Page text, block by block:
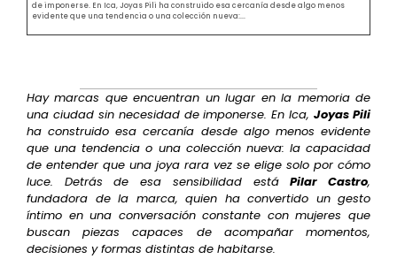
de imponerse. En Ica, Joyas Pili ha construido esa cercanía desde algo menos
evidente que una tendencia o una colección nueva:...
Hay marcas que encuentran un lugar en la memoria de
una ciudad sin necesidad de imponerse. En Ica,Joyas Pili
ha construido esa cercanía desde algo menos evidente
que una tendencia o una colección nueva: la capacidad
de entender que una joya rara vez se elige solo por cómo
luce. Detrás de esa sensibilidad estáPilar Castro,
fundadora de la marca, quien ha convertido un gesto
íntimo en una conversación constante con mujeres que
buscan piezas capaces de acompañar momentos,
decisiones y formas distintas de habitarse.